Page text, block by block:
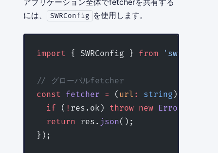
アプリケーション全体でfetcherを共有する
には、
SWRConfig を使用します。
import { SWRConfig } from 'swr'
// グローバルfetcher
const fetcher = ( url : string )
  if
( ! res.ok) throw new Error
  return
res. json();
});